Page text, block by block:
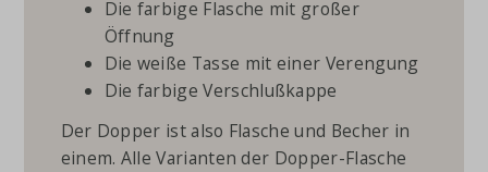
Die farbige Flasche mit großer
Öffnung
Die weiße Tasse mit einer Verengung
Die farbige Verschlußkappe
Der Dopper ist also Flasche und Becher in
einem. Alle Varianten der Dopper-Flasche